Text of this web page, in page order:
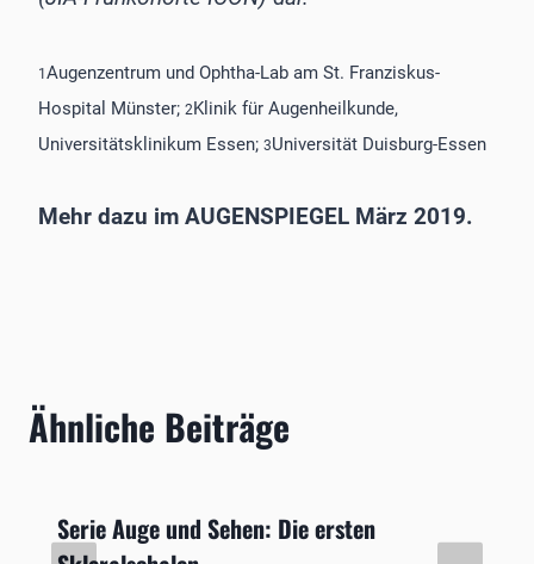
1 Augenzentrum und Ophtha-Lab am St. Franziskus-
Hospital Münster; 2Klinik für Augenheilkunde,
Universitätsklinikum Essen; 3Universität Duisburg-Essen
Mehr dazu im AUGENSPIEGEL März 2019.
Ähnliche Beiträge
Serie Auge und Sehen: Die ersten